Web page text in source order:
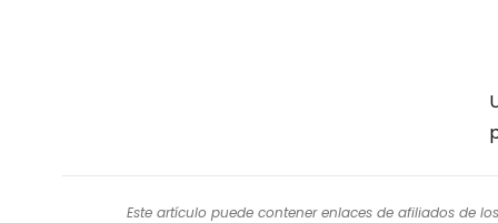
Este artículo puede contener enlaces de afiliados de